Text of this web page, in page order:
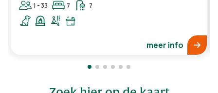
1 - 33 7 7
meer info